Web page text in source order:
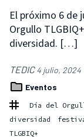
El próximo 6 de
Orgullo
diversidad. […]
TEDIC4 julio, 2024
Eventos
Día del
diversidad
TLGBIQ+